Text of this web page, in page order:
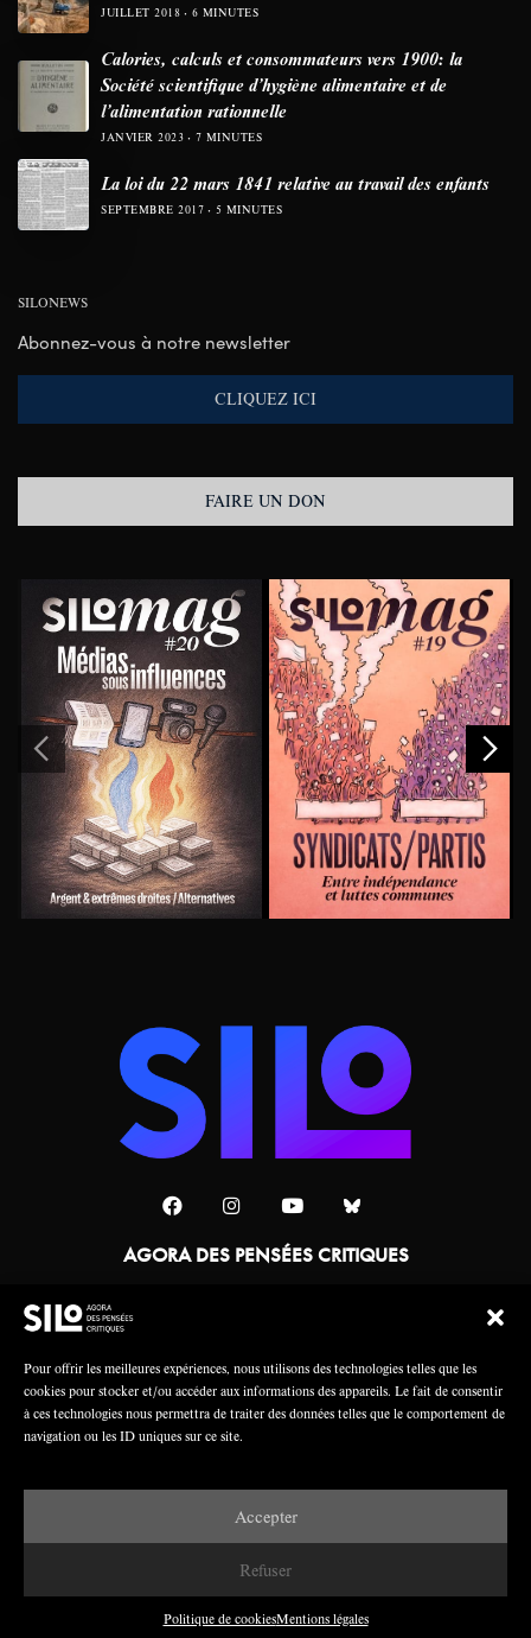
Pour offrir les meilleures expériences, nous utilisons des technologies telles que les
cookies pour stocker et/ou accéder aux informations des appareils. Le fait de consentir
à ces technologies nous permettra de traiter des données telles que le comportement de
navigation ou les ID uniques sur ce site.
Accepter
Refuser
Politique de cookiesMentions légales
JUILLET 2018 6 MINUTES
Calories, calculs et consommateurs vers 1900: la
Société scientifique d’hygiène alimentaire et de
l’alimentation rationnelle
JANVIER 2023 7 MINUTES
La loi du 22 mars 1841 relative au travail des enfants
SEPTEMBRE 2017 5 MINUTES
SILONEWS
Abonnez-vous à notre newsletter
CLIQUEZ ICI
FAIRE UN DON
AGORA DES PENSÉES CRITIQUES